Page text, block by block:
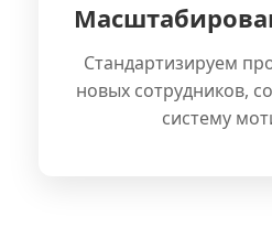
Стандартизируем
новых сотрудников,
систему